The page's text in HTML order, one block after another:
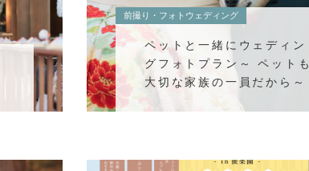
前撮り・フォトウェディング
ペットと一緒にウェディン
グフォトプラン～ ペットも
大切な家族の一員だから～